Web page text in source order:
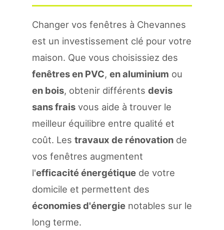
Changer vos fenêtres à Chevannes
est un investissement clé pour votre
maison. Que vous choisissiez des
fenêtres en PVC, en aluminium ou
en bois, obtenir différents devis
sans frais vous aide à trouver le
meilleur équilibre entre qualité et
coût. Les travaux de rénovation de
vos fenêtres augmentent
l'efficacité énergétique de votre
domicile et permettent des
économies d'énergie notables sur le
long terme.